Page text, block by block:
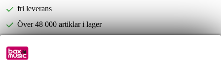
fri leverans
Över 48 000 artiklar i lager